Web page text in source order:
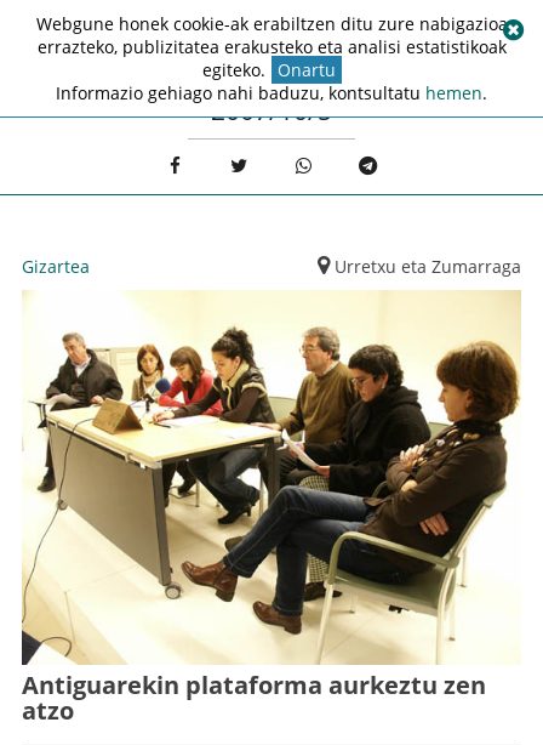
2007/10/5
Gizartea Urretxu eta Zumarraga
Antiguarekin plataforma aurkeztu zen
atzo
Webgune honek cookie-ak erabiltzen ditu zure nabigazioa
errazteko, publizitatea erakusteko eta analisi estatistikoak
egiteko. Onartu
Informazio gehiago nahi baduzu, kontsultatu hemen.